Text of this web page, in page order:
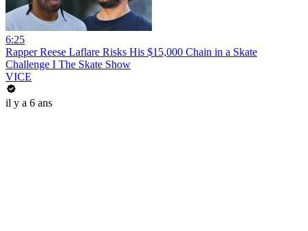
6:25
Rapper Reese Laflare Risks His $15,000 Chain in a Skate
Challenge I The Skate Show
VICE
il y a 6 ans